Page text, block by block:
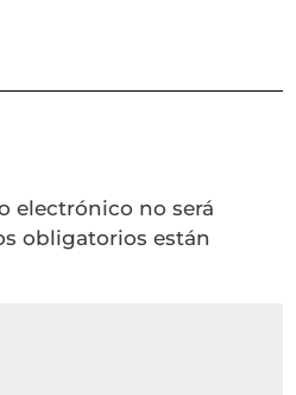
electrónico no será
obligatorios están